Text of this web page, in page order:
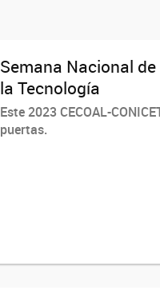
Semana Nacional
la Tecnología
Este 2023 CECOAL-
puertas.